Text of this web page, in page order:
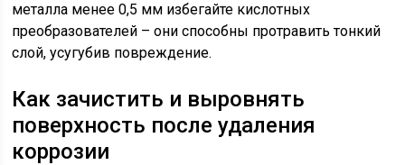
металла менее 0,5 мм избегайте кислотных
преобразователей – они способны протравить тонкий
слой, усугубив повреждение.
Как зачистить и выровнять
поверхность после удаления
коррозии